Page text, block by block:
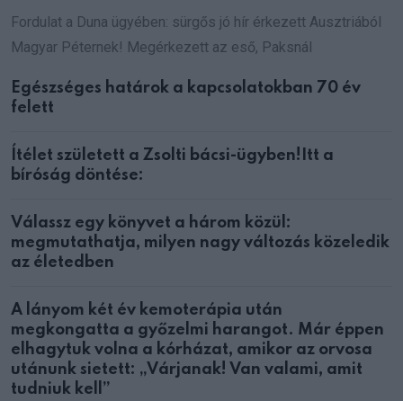
Fordulat a Duna ügyében: sürgős jó hír érkezett Ausztriából
Magyar Péternek! Megérkezett az eső, Paksnál
Egészséges határok a kapcsolatokban 70 év
felett
Ítélet született a Zsolti bácsi-ügyben!Itt a
bíróság döntése:
Válassz egy könyvet a három közül:
megmutathatja, milyen nagy változás közeledik
az életedben
A lányom két év kemoterápia után
megkongatta a győzelmi harangot. Már éppen
elhagytuk volna a kórházat, amikor az orvosa
utánunk sietett: „Várjanak! Van valami, amit
tudniuk kell”